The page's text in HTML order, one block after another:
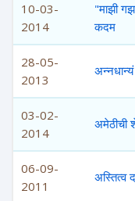
10-03-
2014
"माझी
कदम
28-05-
2013
03-02-
2014
अमेठीची
06-09-
2011
अस्तित्व